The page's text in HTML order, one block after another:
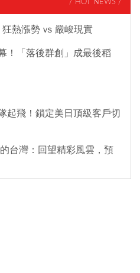
/ HOT NEWS /
熱漲勢 vs 嚴峻現實
！「落後群創」成最後稻
起飛！鎖定美日頂級客戶切
台灣：回望精彩風雲，預